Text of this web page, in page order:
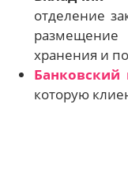
отделение
хранения и
Банковский
которую